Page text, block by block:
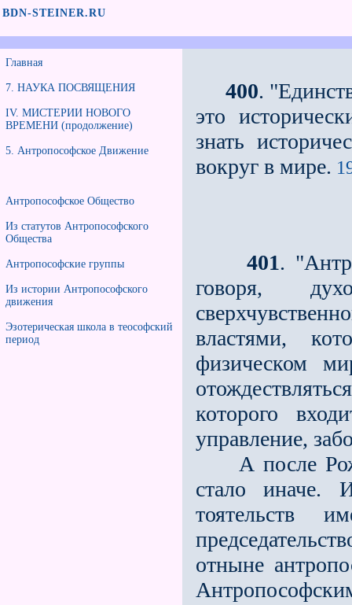
BDN-STEINER.RU
Главная
7. НАУКА ПОСВЯЩЕНИЯ
IV. МИСТЕРИИ НОВОГО
ВРЕМЕНИ (продолжение)
5. Антропософское Движение
Антропософское Общество
Из статутов Антропософского
Общества
Антропософские группы
Из истории Антропософского
движения
Эзотерическая школа в теософский
период
400.
это
знать
вокруг в мире.
401.
говоря,
властями,
физическом
которого
управление,
А после
стало иначе.
тоятельств
отныне